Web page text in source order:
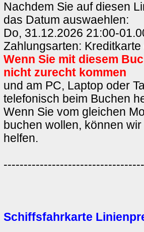
Nachdem Sie auf diesen
das Datum auswaehlen:
Do, 31.12.2026 21:00-
Zahlungsarten:
Wenn Sie mit diesem
nicht zurecht kommen
und am PC, Laptop oder
telefonisch beim Buchen
Wenn Sie vom gleichen
buchen wollen, können
helfen.
Schiffsfahrkarte